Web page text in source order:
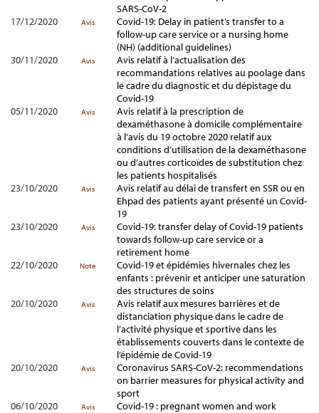
SARS-CoV-2
17/12/2020
Avis
Covid-19: Delay in patient’s transfer to a
follow-up care service or a nursing home
(NH) (additional guidelines)
30/11/2020
Avis
Avis relatif à l’actualisation des
recommandations relatives au poolage dans
le cadre du diagnostic et du dépistage du
Covid-19
05/11/2020
Avis
Avis relatif à la prescription de
dexaméthasone à domicile complémentaire
à l’avis du 19 octobre 2020 relatif aux
conditions d’utilisation de la dexaméthasone
ou d’autres corticoïdes de substitution chez
les patients hospitalisés
23/10/2020
Avis
Avis relatif au délai de transfert en SSR ou en
Ehpad des patients ayant présenté un Covid-
19
23/10/2020
Avis
Covid-19: transfer delay of Covid-19 patients
towards follow-up care service or a
retirement home
22/10/2020
Note
Covid-19 et épidémies hivernales chez les
enfants : prévenir et anticiper une saturation
des structures de soins
20/10/2020
Avis
Avis relatif aux mesures barrières et de
distanciation physique dans le cadre de
l’activité physique et sportive dans les
établissements couverts dans le contexte de
l’épidémie de Covid-19
20/10/2020
Avis
Coronavirus SARS-CoV-2: recommendations
on barrier measures for physical activity and
sport
06/10/2020
Avis
Covid-19 : pregnant women and work